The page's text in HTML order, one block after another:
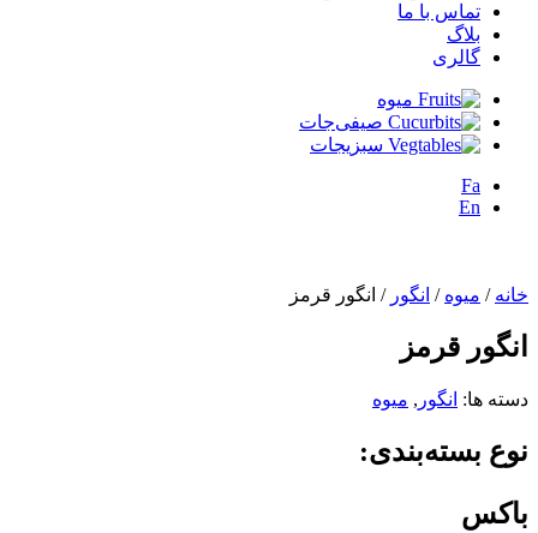
تماس با ما
بلاگ
گالری
میوه
صیفی‌جات
سبزیجات
Fa
En
خانه / میوه / انگور / انگور قرمز
انگور قرمز
دسته ها: انگور , میوه
نوع بسته‌بندی:
باکس